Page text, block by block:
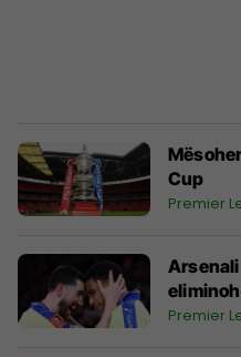
Cup
Premier
Arsenali
Premier